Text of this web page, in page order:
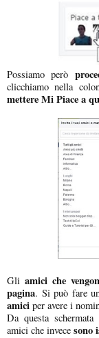
Possiamo però
clicchiamo nella
mettere Mi Piace a
Gli amici che
pagina. Si può fare
amici per avere i
Da questa
amici che invece sono